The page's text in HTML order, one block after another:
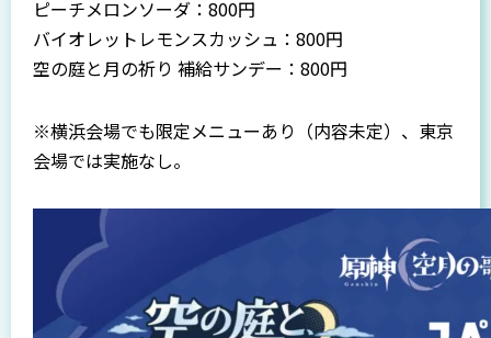
ピーチメロンソーダ：800円
バイオレットレモンスカッシュ：800円
空の庭と月の祈り 補給サンデー：800円
※横浜会場でも限定メニューあり（内容未定）、東京
会場では実施なし。